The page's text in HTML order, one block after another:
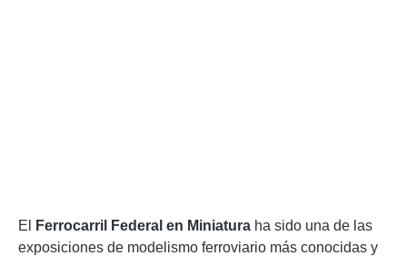
El Ferrocarril Federal en Miniatura ha sido una de las
exposiciones de modelismo ferroviario más conocidas y